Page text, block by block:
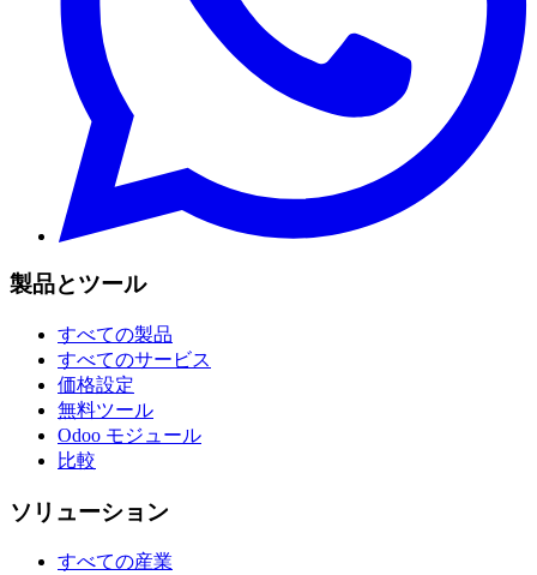
製品とツール
すべての製品
すべてのサービス
価格設定
無料ツール
Odoo モジュール
比較
ソリューション
すべての産業